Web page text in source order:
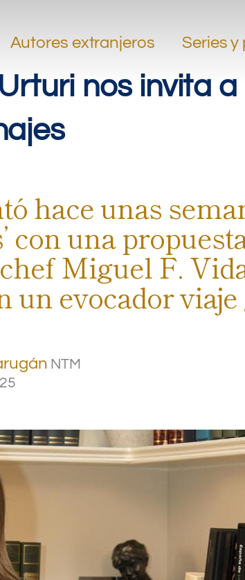
Autores extranjeros Series y
nos invita
hace unas
con una
Miguel F.
evocador
NTM